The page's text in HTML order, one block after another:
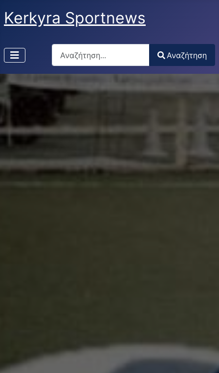
Kerkyra Sportnews
Αναζήτηση
Type 2 or more characters for results.
Αναζήτηση